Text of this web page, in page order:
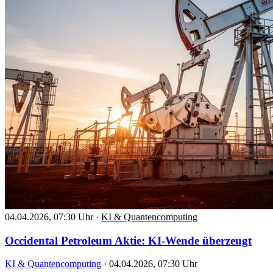
04.04.2026, 07:30 Uhr · KI & Quantencomputing
Occidental Petroleum Aktie: KI-Wende überzeugt
KI & Quantencomputing · 04.04.2026, 07:30 Uhr